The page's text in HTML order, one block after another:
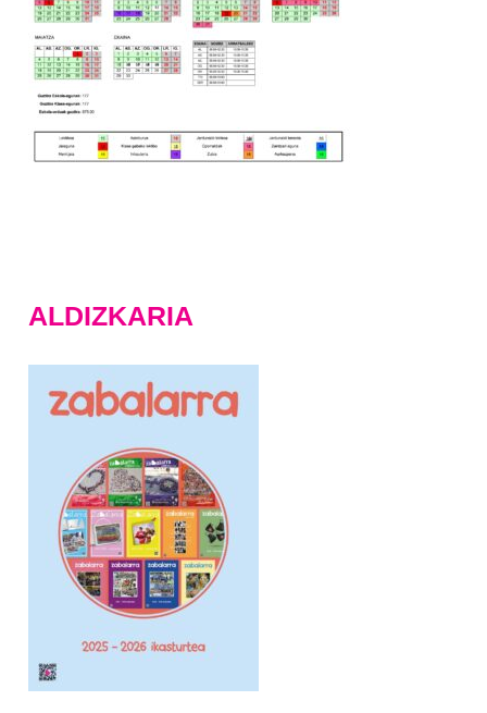
ALDIZKARIA